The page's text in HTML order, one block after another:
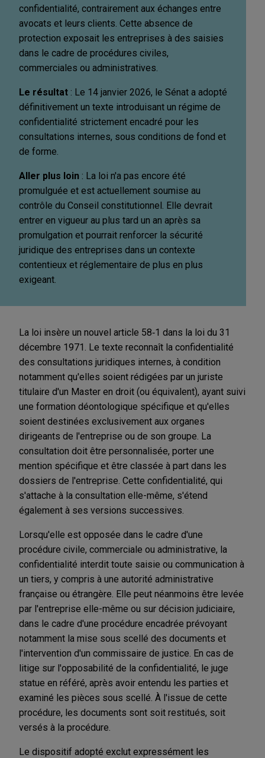
confidentialité, contrairement aux échanges entre
avocats et leurs clients. Cette absence de
protection exposait les entreprises à des saisies
dans le cadre de procédures civiles,
commerciales ou administratives.
Le résultat : Le 14 janvier 2026, le Sénat a adopté
définitivement un texte introduisant un régime de
confidentialité strictement encadré pour les
consultations internes, sous conditions de fond et
de forme.
Aller plus loin : La loi n'a pas encore été
promulguée et est actuellement soumise au
contrôle du Conseil constitutionnel. Elle devrait
entrer en vigueur au plus tard un an après sa
promulgation et pourrait renforcer la sécurité
juridique des entreprises dans un contexte
contentieux et réglementaire de plus en plus
exigeant.
La loi insère un nouvel article 58‑1 dans la loi du 31
décembre 1971. Le texte reconnaît la confidentialité
des consultations juridiques internes, à condition
notamment qu'elles soient rédigées par un juriste
titulaire d'un Master en droit (ou équivalent), ayant suivi
une formation déontologique spécifique et qu'elles
soient destinées exclusivement aux organes
dirigeants de l'entreprise ou de son groupe. La
consultation doit être personnalisée, porter une
mention spécifique et être classée à part dans les
dossiers de l'entreprise. Cette confidentialité, qui
s'attache à la consultation elle-même, s'étend
également à ses versions successives.
Lorsqu'elle est opposée dans le cadre d'une
procédure civile, commerciale ou administrative, la
confidentialité interdit toute saisie ou communication à
un tiers, y compris à une autorité administrative
française ou étrangère. Elle peut néanmoins être levée
par l'entreprise elle-même ou sur décision judiciaire,
dans le cadre d'une procédure encadrée prévoyant
notamment la mise sous scellé des documents et
l'intervention d'un commissaire de justice. En cas de
litige sur l'opposabilité de la confidentialité, le juge
statue en référé, après avoir entendu les parties et
examiné les pièces sous scellé. À l'issue de cette
procédure, les documents sont soit restitués, soit
versés à la procédure.
Le dispositif adopté exclut expressément les